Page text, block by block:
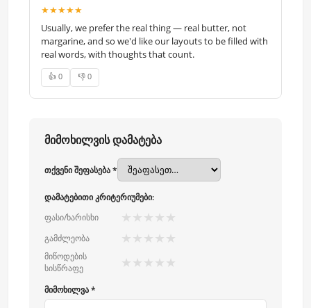
★★★★★
Usually, we prefer the real thing — real butter, not
margarine, and so we'd like our layouts to be filled with
real words, with thoughts that count.
👍 0 👎 0
მიმოხილვის დამატება
თქვენი შეფასება *
დამატებითი კრიტერიუმები:
ფასი/ხარისხი
★ ★ ★ ★ ★
გამძლეობა ★ ★ ★ ★ ★
მიწოდების
სისწრაფე
★ ★ ★ ★ ★
მიმოხილვა *